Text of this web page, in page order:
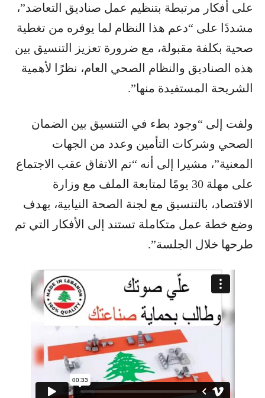
على أفكار مرتبطة بتنظيم عمل صناديق التعاضد”،
مشددًا على “دعم هذا النظام لما يوفره من تغطية
صحية بكلفة مقبولة، مع ضرورة تعزيز التنسيق بين
هذه الصناديق والنظام الصحي العام، نظرًا لأهمية
الشريحة المستفيدة منها”.
ولفت إلى “وجود بطء في التنسيق بين الضمان
الصحي وشركات التأمين وعدد من الجهات
المعنية”، مشيرا إلى أنه “تم الاتفاق عقب الاجتماع
على مهلة 30 يومًا لمتابعة الملف مع وزارة
الاقتصاد، بالتنسيق مع لجنة الصحة النيابية، بهدف
وضع خطة عمل متكاملة تستند إلى الأفكار التي تم
طرحها خلال الجلسة”.